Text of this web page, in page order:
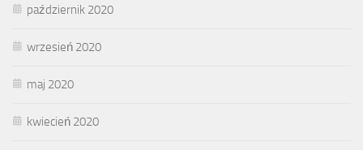
październik 2020
wrzesień 2020
maj 2020
kwiecień 2020